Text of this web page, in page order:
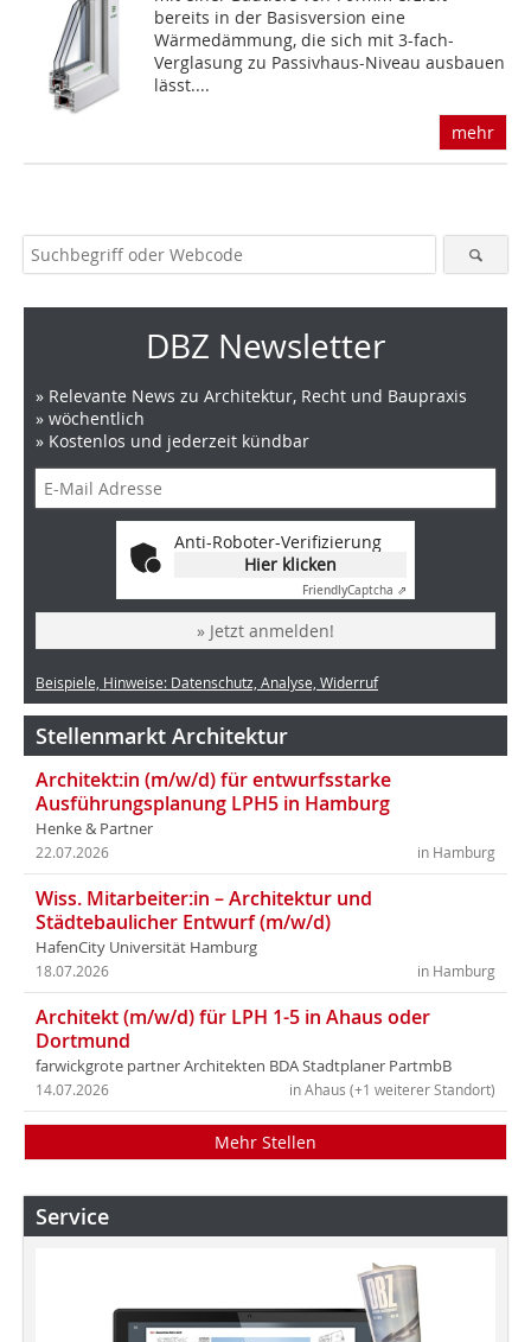
bereits in der Basisversion eine
Wärmedämmung, die sich mit 3-fach-
Verglasung zu Passivhaus-Niveau ausbauen
lässt....
mehr
DBZ Newsletter
» Relevante News zu Architektur, Recht und Baupraxis
» wöchentlich
» Kostenlos und jederzeit kündbar
Anti-Roboter-Verifizierung
Hier klicken
FriendlyCaptcha ⇗
» Jetzt anmelden!
Beispiele, Hinweise: Datenschutz, Analyse, Widerruf
Stellenmarkt Architektur
Architekt:in (m/w/d) für entwurfsstarke
Ausführungsplanung LPH5 in Hamburg
Henke & Partner
in Hamburg
22.07.2026
Wiss. Mitarbeiter:in – Architektur und
Städtebaulicher Entwurf (m/w/d)
HafenCity Universität Hamburg
in Hamburg
18.07.2026
Architekt (m/w/d) für LPH 1-5 in Ahaus oder
Dortmund
farwickgrote partner Architekten BDA Stadtplaner PartmbB
in Ahaus (+1 weiterer Standort)
14.07.2026
Mehr Stellen
Service